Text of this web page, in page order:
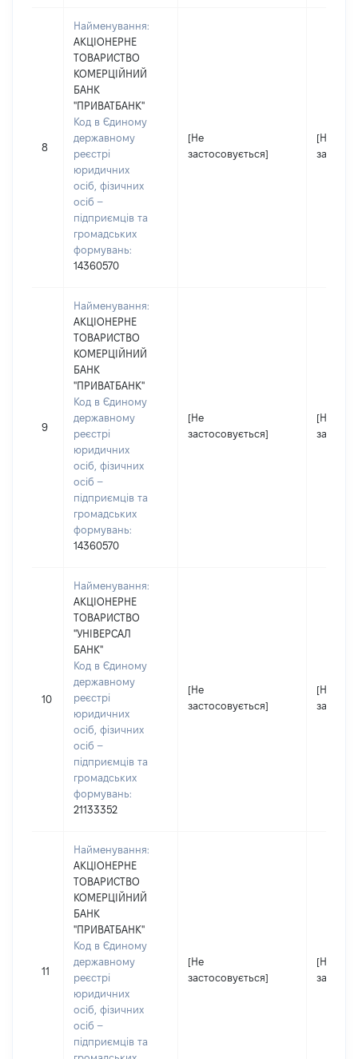
8
Найменування:
АКЦІОНЕРНЕ
ТОВАРИСТВО
КОМЕРЦІЙНИЙ
БАНК
"ПРИВАТБАНК"
Код в Єдиному
державному
реєстрі
юридичних
осіб, фізичних
осіб –
підприємців та
громадських
формувань:
14360570
[Не
застосовується]
[Не
9
Найменування:
АКЦІОНЕРНЕ
ТОВАРИСТВО
КОМЕРЦІЙНИЙ
БАНК
"ПРИВАТБАНК"
Код в Єдиному
державному
реєстрі
юридичних
осіб, фізичних
осіб –
підприємців та
громадських
формувань:
14360570
[Не
застосовується]
[Не
10
Найменування:
АКЦІОНЕРНЕ
ТОВАРИСТВО
"УНІВЕРСАЛ
БАНК"
Код в Єдиному
державному
реєстрі
юридичних
осіб, фізичних
осіб –
підприємців та
громадських
формувань:
21133352
[Не
застосовується]
[Не
11
Найменування:
АКЦІОНЕРНЕ
ТОВАРИСТВО
КОМЕРЦІЙНИЙ
БАНК
"ПРИВАТБАНК"
Код в Єдиному
державному
реєстрі
юридичних
осіб, фізичних
осіб –
підприємців та
[Не
застосовується]
[Не